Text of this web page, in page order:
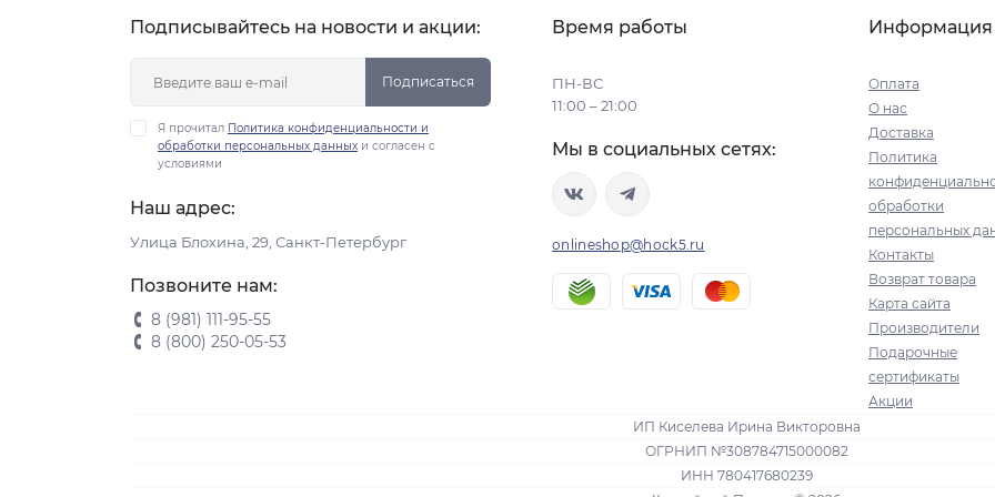
Подписывайтесь на новости и акции:
Подписаться
Я прочитал Политика конфиденциальности и
обработки персональных данных и согласен с
условиями
Наш адрес:
Улица Блохина, 29, Санкт-Петербург
Позвоните нам:
8 (981) 111-95-55
8 (800) 250-05-53
Время работы
ПН-ВС
11:00 – 21:00
Мы в социальных сетях:
onlineshop@hock5.ru
Информация
Оплата
О нас
Доставка
Политика
обработки
персональных
Контакты
Возврат товара
Карта сайта
Производители
Подарочные
сертификаты
Акции
ИП Киселева Ирина Викторовна
ОГРНИП №308784715000082
ИНН 780417680239